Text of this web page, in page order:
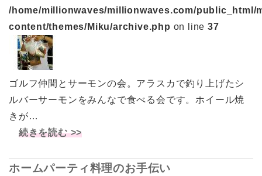
/home/millionwaves/millionwaves.com/public_html/
content/themes/Miku/archive.php on line37
ゴルフ仲間とサーモンの会。アラスカで釣り上げたシ
ルバーサーモンをみんなで食べる会です。ホイール焼
きが…
続きを読む >>
ホームパーティ料理のお手伝い